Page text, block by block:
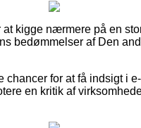
kigge nærmere på en
bedømmelser af Den
for at få indsigt i
en kritik af